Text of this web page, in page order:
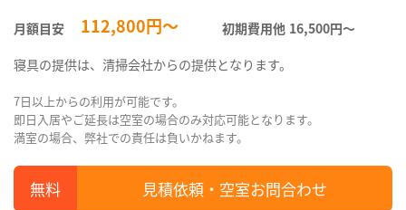
月額目安 112,800円～ 初期費用他 16,500円〜
寝具の提供は、清掃会社からの提供となります。
7日以上からの利用が可能です。
即日入居やご延長は空室の場合のみ対応可能となります。
満室の場合、弊社での責任は負いかねます。
見積依頼・空室お問合わせ